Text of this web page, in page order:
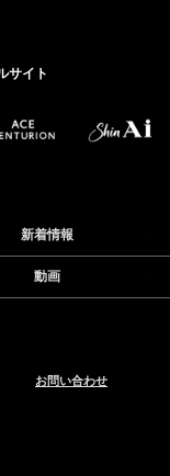
サイト
新着情報
動画
お問い合わせ